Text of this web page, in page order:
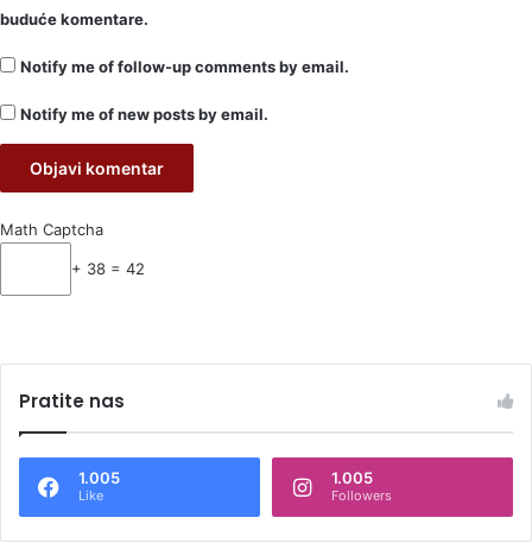
buduće komentare.
Notify me of follow-up comments by email.
Notify me of new posts by email.
Math Captcha
+ 38 = 42
Pratite nas
1.005
Like
1.005
Followers